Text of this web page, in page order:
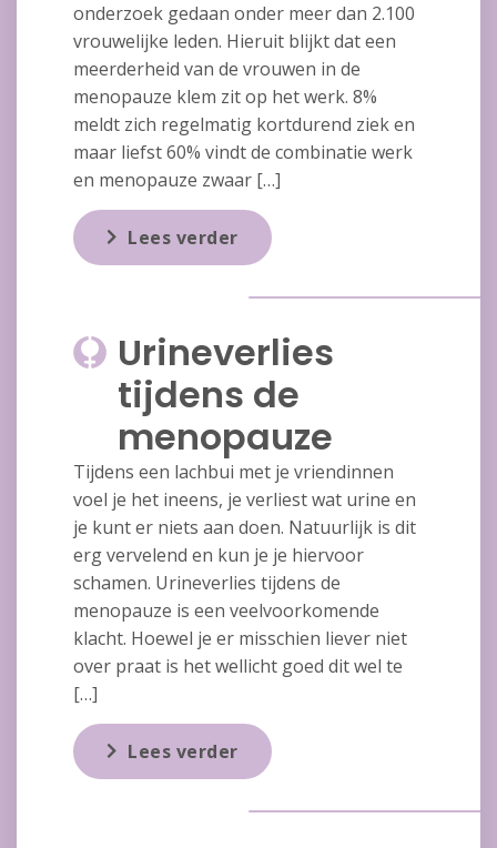
onderzoek gedaan onder meer dan 2.100
vrouwelijke leden. Hieruit blijkt dat een
meerderheid van de vrouwen in de
menopauze klem zit op het werk. 8%
meldt zich regelmatig kortdurend ziek en
maar liefst 60% vindt de combinatie werk
en menopauze zwaar […]
Lees verder
Urineverlies
tijdens de
menopauze
Tijdens een lachbui met je vriendinnen
voel je het ineens, je verliest wat urine en
je kunt er niets aan doen. Natuurlijk is dit
erg vervelend en kun je je hiervoor
schamen. Urineverlies tijdens de
menopauze is een veelvoorkomende
klacht. Hoewel je er misschien liever niet
over praat is het wellicht goed dit wel te
[…]
Lees verder